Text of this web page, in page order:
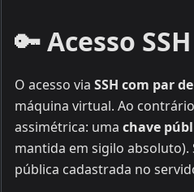
🔑 Acesso
O acesso via SSH com par
máquina virtual. Ao
assimétrica: uma chave
mantida em sigilo
pública cadastrada no